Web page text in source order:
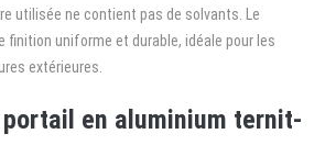
utilisée ne contient pas de solvants. Le
finition uniforme et durable, idéale pour les
extérieures.
portail en aluminium ternit-